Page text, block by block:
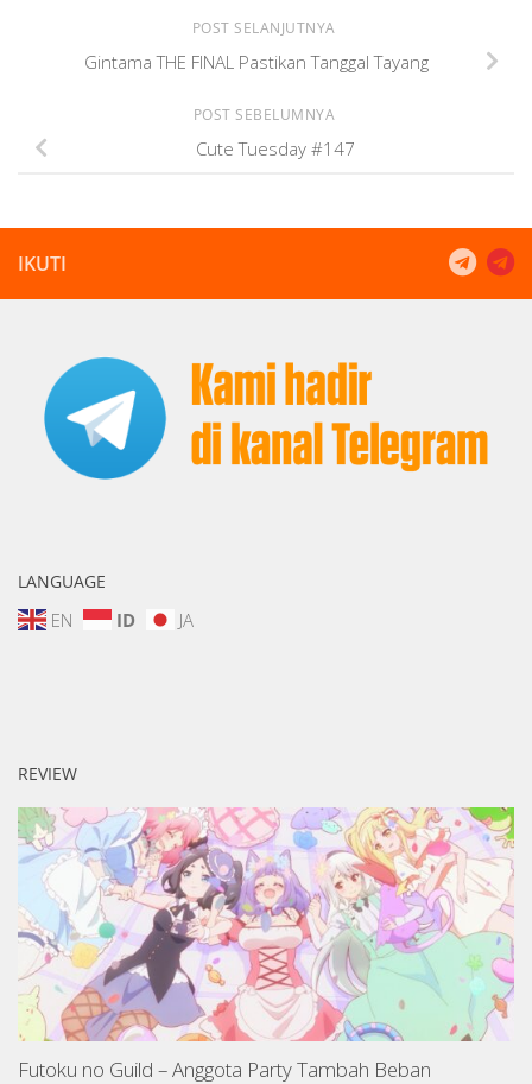
POST SELANJUTNYA
Gintama THE FINAL Pastikan Tanggal Tayang
POST SEBELUMNYA
Cute Tuesday #147
IKUTI
LANGUAGE
EN ID JA
REVIEW
Futoku no Guild – Anggota Party Tambah Beban